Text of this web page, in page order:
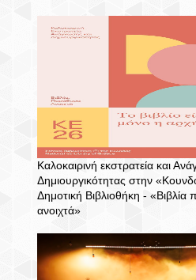
Καλοκαιρινή εκστρατεία και
Δημιουργικότητας στην
Δημοτική Βιβλιοθήκη - «Βιβλία
ανοιχτά»